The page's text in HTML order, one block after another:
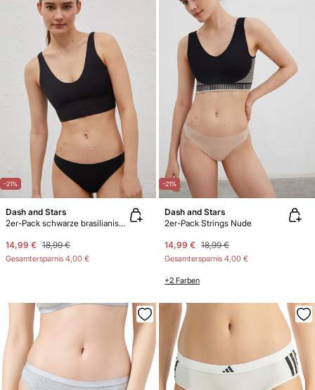
-21%
Dash and Stars
2er-Pack schwarze brasilianische Slips mit Laserschnitt
14,99 € 18,99 €
Gesamtersparnis 4,00 €
-21%
Dash and Stars
2er-Pack Strings Nude
14,99 € 18,99 €
Gesamtersparnis 4,00 €
+2 Farben